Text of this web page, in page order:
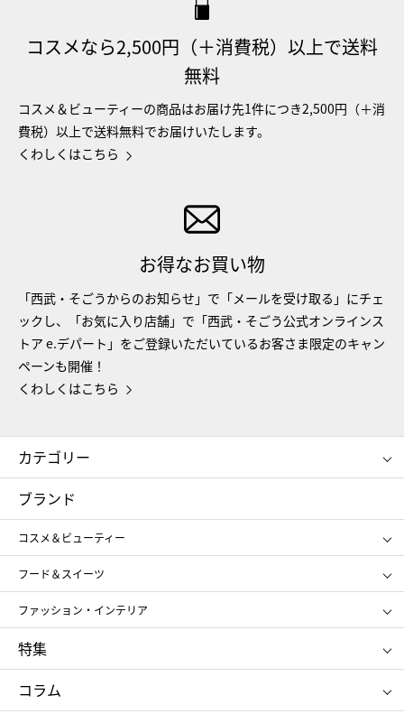
コスメなら2,500円（＋消費税）以上で送料
無料
コスメ＆ビューティーの商品はお届け先1件につき2,500円（＋消
費税）以上で送料無料でお届けいたします。
くわしくはこちら
お得なお買い物
「西武・そごうからのお知らせ」で「メールを受け取る」にチェ
ックし、「お気に入り店舗」で「西武・そごう公式オンラインス
トア e.デパート」をご登録いただいているお客さま限定のキャン
ペーンも開催！
くわしくはこちら
カテゴリー
コスメ＆ビューティー
ギフト
レディース
メンズ
スポーツ・アウトドア
お中元
お歳暮
ブランド
コスメ＆ビューティー
SHISEIDO
ポール&ジョー ボーテ
ジルスチュアート
NARS
RMK
クリニーク
SK-Ⅱ
フード＆スイーツ
アンリ・シャルパンティエ
ゴディバ
新宿高野
たねや
ねんりん家
ファッション・インテリア
ポロ ラルフ ローレン
タケオ キクチ
ママ＆キッズ
シュタイフ
特集
お中元
ひな人形
五月人形
コラム